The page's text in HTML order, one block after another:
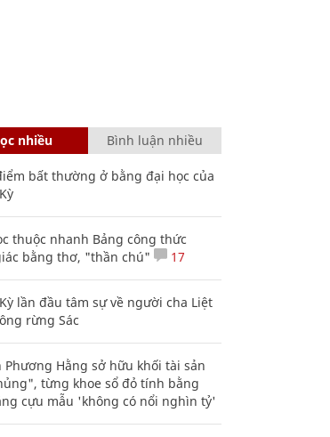
nhiều Bình luận nhiều
bất thường ở bằng đại học của
thuộc nhanh Bảng công thức
bằng thơ, "thần chú"
17
lần đầu tâm sự về người cha Liệt
rừng Sác
Phương Hằng sở hữu khối tài sản
từng khoe sổ đỏ tính bằng
cựu mẫu 'không có nổi nghìn tỷ'